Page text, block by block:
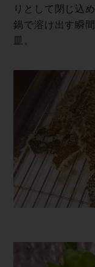
りとして閉じ込め
鍋で溶け出す瞬
皿。